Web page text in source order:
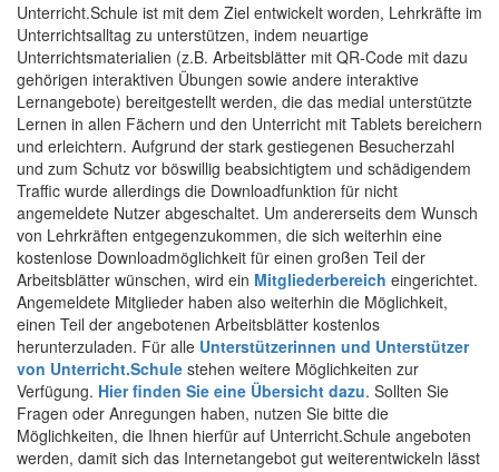
Unterricht.Schule ist mit dem Ziel entwickelt worden, Lehrkräfte im
Unterrichtsalltag zu unterstützen, indem neuartige
Unterrichtsmaterialien (z.B. Arbeitsblätter mit QR-Code mit dazu
gehörigen interaktiven Übungen sowie andere interaktive
Lernangebote) bereitgestellt werden, die das medial unterstützte
Lernen in allen Fächern und den Unterricht mit Tablets bereichern
und erleichtern. Aufgrund der stark gestiegenen Besucherzahl
und zum Schutz vor böswillig beabsichtigtem und schädigendem
Traffic wurde allerdings die Downloadfunktion für nicht
angemeldete Nutzer abgeschaltet. Um andererseits dem Wunsch
von Lehrkräften entgegenzukommen, die sich weiterhin eine
kostenlose Downloadmöglichkeit für einen großen Teil der
Arbeitsblätter wünschen, wird ein Mitgliederbereich eingerichtet.
Angemeldete Mitglieder haben also weiterhin die Möglichkeit,
einen Teil der angebotenen Arbeitsblätter kostenlos
herunterzuladen. Für alle Unterstützerinnen und Unterstützer
von Unterricht.Schule stehen weitere Möglichkeiten zur
Verfügung. Hier finden Sie eine Übersicht dazu. Sollten Sie
Fragen oder Anregungen haben, nutzen Sie bitte die
Möglichkeiten, die Ihnen hierfür auf Unterricht.Schule angeboten
werden, damit sich das Internetangebot gut weiterentwickeln lässt